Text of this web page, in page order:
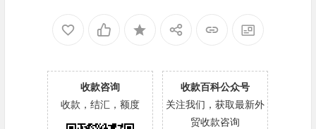
收款咨询
收款，结汇，额度
收款百科公众号
关注我们，获取最新外
贸收款咨询